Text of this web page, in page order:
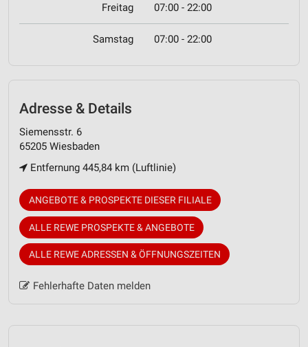
Freitag 07:00 - 22:00
Samstag 07:00 - 22:00
Adresse & Details
Siemensstr. 6
65205 Wiesbaden
Entfernung 445,84 km (Luftlinie)
ANGEBOTE & PROSPEKTE DIESER FILIALE
ALLE REWE PROSPEKTE & ANGEBOTE
ALLE REWE ADRESSEN & ÖFFNUNGSZEITEN
Fehlerhafte Daten melden